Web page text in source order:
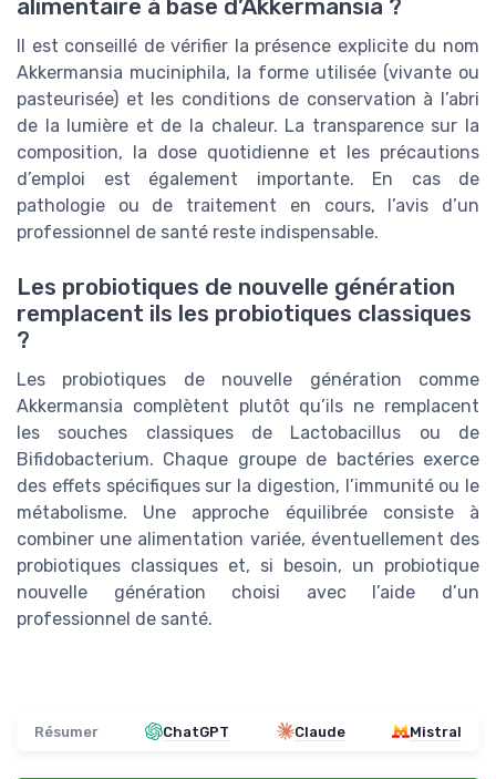
alimentaire à base d’Akkermansia ?
Il est conseillé de vérifier la présence explicite du nom
Akkermansia muciniphila, la forme utilisée (vivante ou
pasteurisée) et les conditions de conservation à l’abri
de la lumière et de la chaleur. La transparence sur la
composition, la dose quotidienne et les précautions
d’emploi est également importante. En cas de
pathologie ou de traitement en cours, l’avis d’un
professionnel de santé reste indispensable.
Les probiotiques de nouvelle génération
remplacent ils les probiotiques classiques
?
Les probiotiques de nouvelle génération comme
Akkermansia complètent plutôt qu’ils ne remplacent
les souches classiques de Lactobacillus ou de
Bifidobacterium. Chaque groupe de bactéries exerce
des effets spécifiques sur la digestion, l’immunité ou le
métabolisme. Une approche équilibrée consiste à
combiner une alimentation variée, éventuellement des
probiotiques classiques et, si besoin, un probiotique
nouvelle génération choisi avec l’aide d’un
professionnel de santé.
Résumer ChatGPT Claude Mistral